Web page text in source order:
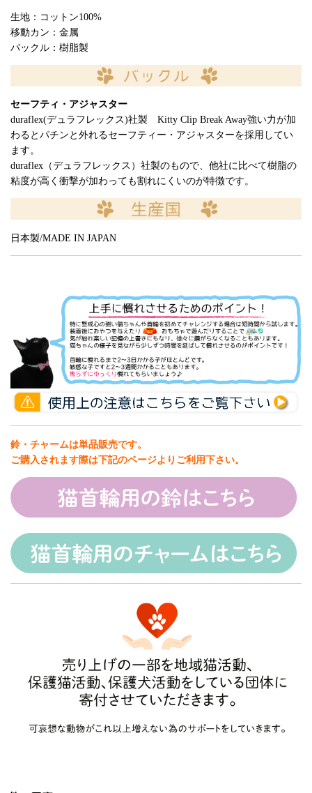
生地：コットン100%
移動カン：金属
バックル：樹脂製
セーフティ・アジャスター
duraflex(デュラフレックス)社製 Kitty Clip Break Away強い力が加
わるとパチンと外れるセーフティー・アジャスターを採用してい
ます。
duraflex（デュラフレックス）社製のもので、他社に比べて樹脂の
粘度が高く衝撃が加わっても割れにくいのが特徴です。
日本製/MADE IN JAPAN
鈴・チャームは単品販売です。
ご購入されます際は下記のページよりご利用下さい。